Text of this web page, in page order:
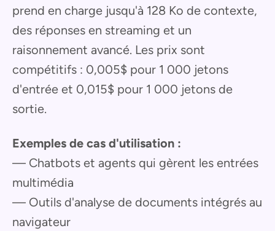
prend en charge jusqu'à 128 Ko de contexte,
des réponses en streaming et un
raisonnement avancé. Les prix sont
compétitifs : 0,005$ pour 1 000 jetons
d'entrée et 0,015$ pour 1 000 jetons de
sortie.
Exemples de cas d'utilisation :
— Chatbots et agents qui gèrent les entrées
multimédia
— Outils d'analyse de documents intégrés au
navigateur